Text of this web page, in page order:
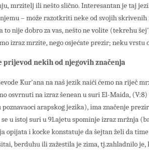
mrzitelj ili nešto slično. Interesantan je taj
– može razotkriti neke od svojih
to nije dobro za vas, nešto ne volite (tekrehu
izraz mrzite, nego osjećate prezir; neku
prijevod nekih od njegovih značenja
Kur'ana na naš jezik naići ćemo na riječ
osvrnuti na izraz šenean u suri El-Maida,
arapskog jezika), ima značenje
u istoj suri u 91.ajetu spominje izraz mržnja
opijata i kocke konstatuje da šejtan želi da
berduhu ili zažestila je zima, tj.zahladnilo